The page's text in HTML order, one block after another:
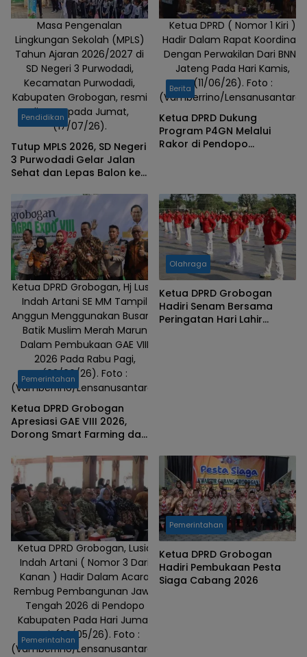
Nusantara )
Masa Pengenalan
Lingkungan Sekolah (MPLS)
Tahun Ajaran 2026/2027 di
SD Negeri 3 Purwodadi,
Kecamatan Purwodadi,
Kabupaten Grobogan, resmi
ditutup pada Jumat,
(17/07/26).
Pendidikan
Tutup MPLS 2026, SD Negeri
3 Purwodadi Gelar Jalan
Sehat dan Lepas Balon ke
Ketua DPRD ( Nomor 1 Kiri )
Hadir Dalam Rapat Koordinasi
Dengan Perwakilan Dari BNNP
Jateng Pada Hari Kamis,
(11/06/26). Foto :
(Vamberrino/Lensanusantara)
Berita
Ketua DPRD Dukung
Program P4GN Melalui
Rakor di Pendopo
Ketua DPRD Grobogan, Hj Lusia
Indah Artani SE MM Tampil
Anggun Menggunakan Busana
Batik Muslim Merah Marun
Dalam Pembukaan GAE VIII
2026 Pada Rabu Pagi,
(03/06/26). Foto :
(Vamberrino/Lensanusantara)
Pemerintahan
Ketua DPRD Grobogan
Apresiasi GAE VIII 2026,
Dorong Smart Farming dan
Pertanian
Olahraga
Ketua DPRD Grobogan
Hadiri Senam Bersama
Peringatan Hari Lahir
Ketua DPRD Grobogan, Lusia
Indah Artani ( Nomor 3 Dari
Kanan ) Hadir Dalam Acara
Rembug Pembangunan Jawa
Tengah 2026 di Pendopo
Kabupaten Pada Hari Jumat
Pagi, (29/05/26). Foto :
(Vamberrino/Lensanusantara)
Pemerintahan
Pemerintahan
Ketua DPRD Grobogan
Hadiri Pembukaan Pesta
Siaga Cabang 2026